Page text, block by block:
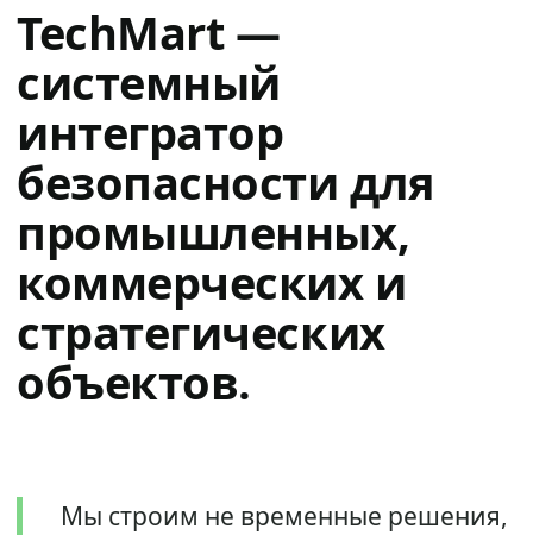
TechMart —
системный
интегратор
безопасности для
промышленных,
коммерческих и
стратегических
объектов.
Мы строим не временные решения,